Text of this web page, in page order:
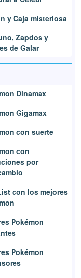
y Caja misteriosa
Zapdos y
de Galar
Dinamax
Gigamax
con suerte
con
por
con los mejores
Pokémon
Pokémon